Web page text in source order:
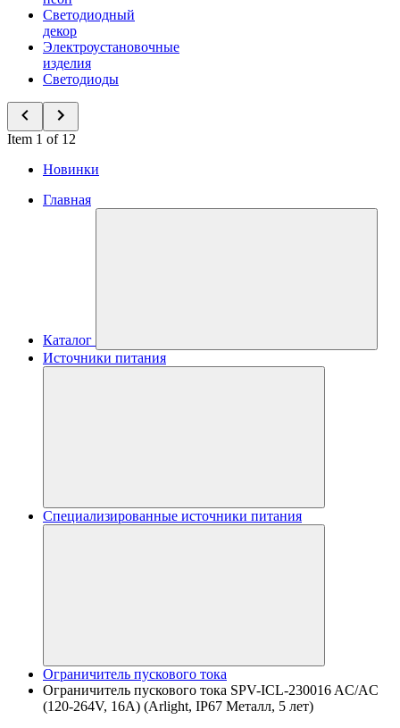
Светодиодный
декор
Электроустановочные
изделия
Светодиоды
Item 1 of 12
Новинки
Главная
Каталог
Источники питания
Специализированные источники питания
Ограничитель пускового тока
Ограничитель пускового тока SPV-ICL-230016 AC/AC
(120-264V, 16A) (Arlight, IP67 Металл, 5 лет)